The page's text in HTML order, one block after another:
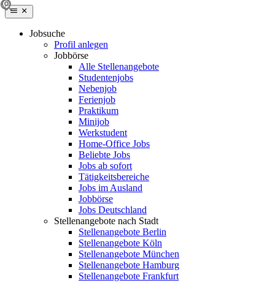
Jobsuche
Profil anlegen
Jobbörse
Alle Stellenangebote
Studentenjobs
Nebenjob
Ferienjob
Praktikum
Minijob
Werkstudent
Home-Office Jobs
Beliebte Jobs
Jobs ab sofort
Tätigkeitsbereiche
Jobs im Ausland
Jobbörse
Jobs Deutschland
Stellenangebote nach Stadt
Stellenangebote Berlin
Stellenangebote Köln
Stellenangebote München
Stellenangebote Hamburg
Stellenangebote Frankfurt